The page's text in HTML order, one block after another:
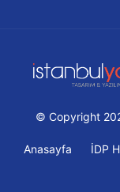
© Copyright
Anasayfa İDP